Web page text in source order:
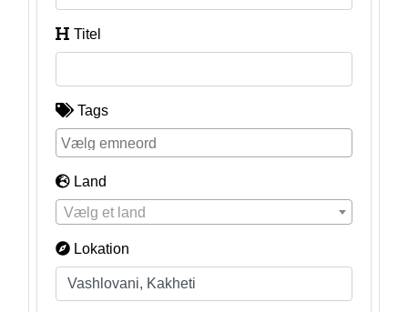
Titel
Tags
Land
Vælg et land
Lokation